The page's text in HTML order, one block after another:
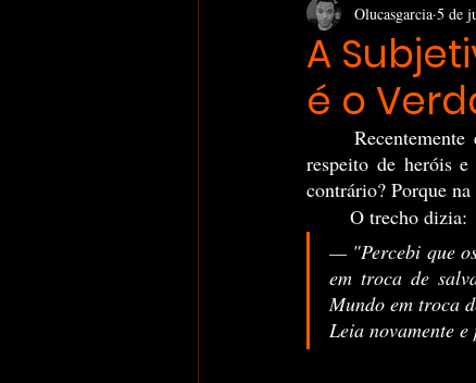
Introvertido Livros
Negócios
A
é o
Olucasgarcia 5 de
respeito de heróis
contrário? Porque
	O trecho dizia:
— "Percebi que
em troca de
Mundo em troca
Leia novamente e